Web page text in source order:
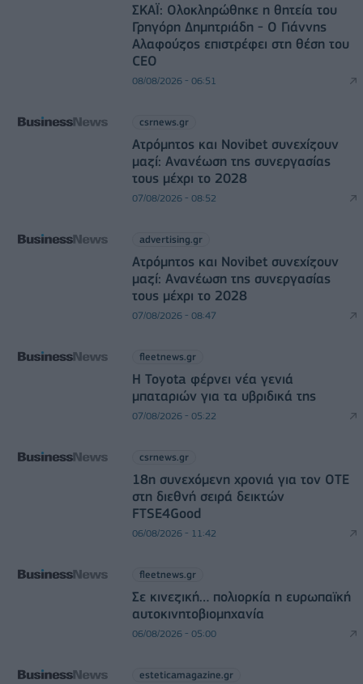
ΣΚΑΪ: Ολοκληρώθηκε η θητεία του
Γρηγόρη Δημητριάδη - Ο Γιάννης
Αλαφούζος επιστρέφει στη θέση του
CEO
08/08/2026 - 06:51
csrnews.gr
Ατρόμητος και Novibet συνεχίζουν
μαζί: Ανανέωση της συνεργασίας
τους μέχρι το 2028
07/08/2026 - 08:52
advertising.gr
Ατρόμητος και Novibet συνεχίζουν
μαζί: Ανανέωση της συνεργασίας
τους μέχρι το 2028
07/08/2026 - 08:47
fleetnews.gr
Η Toyota φέρνει νέα γενιά
μπαταριών για τα υβριδικά της
07/08/2026 - 05:22
csrnews.gr
18η συνεχόμενη χρονιά για τον ΟΤΕ
στη διεθνή σειρά δεικτών
FTSE4Good
06/08/2026 - 11:42
fleetnews.gr
Σε κινεζική… πολιορκία η ευρωπαϊκή
αυτοκινητοβιομηχανία
06/08/2026 - 05:00
esteticamagazine.gr